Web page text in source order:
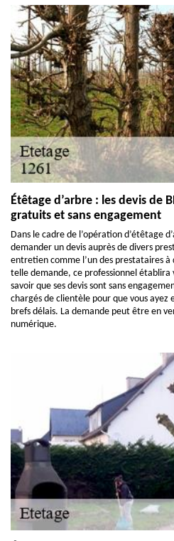
Étêtage d’arbre : les devis de
gratuits et sans engagement
Dans le cadre de l’opération d’étêtage
demander un devis auprès de divers
entretien comme l’un des prestataires à
telle demande, ce professionnel
savoir que ses devis sont sans
chargés de clientèle pour que vous ayez
brefs délais. La demande peut être en
numérique.